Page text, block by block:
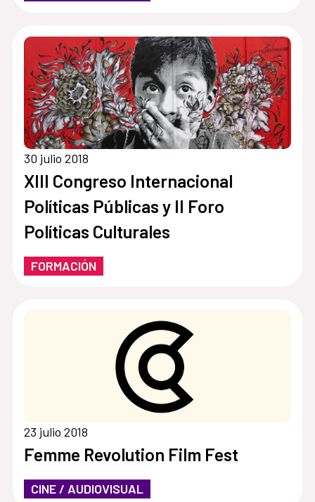
30 julio 2018
XIII Congreso Internacional
Políticas Públicas y II Foro
Políticas Culturales
FORMACIÓN
23 julio 2018
Femme Revolution Film Fest
CINE / AUDIOVISUAL